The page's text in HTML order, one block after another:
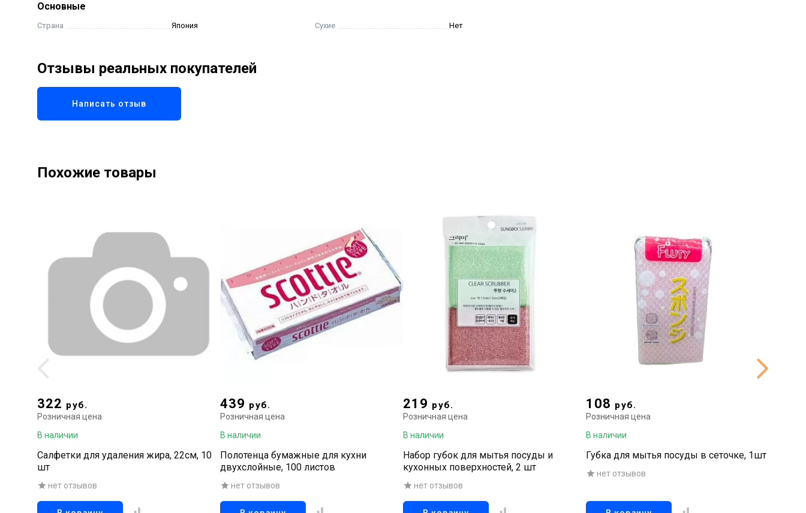
Основные
Страна Япония Сухие Нет
Отзывы реальных покупателей
Написать отзыв
Похожие товары
322 руб.
Розничная цена
В наличии
Салфетки для удаления жира, 22см, 10
шт
нет отзывов
439 руб.
Розничная цена
В наличии
Полотенца бумажные для кухни
двухслойные, 100 листов
нет отзывов
219 руб.
Розничная цена
В наличии
Набор губок для мытья посуды и
кухонных поверхностей, 2 шт
нет отзывов
108 руб.
Розничная цена
В наличии
Губка для мытья посуды в сеточке, 1шт
нет отзывов